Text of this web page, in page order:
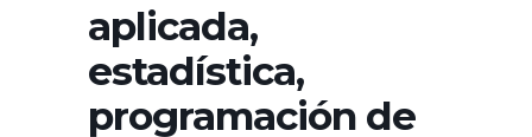
aplicada,
estadística,
programación de